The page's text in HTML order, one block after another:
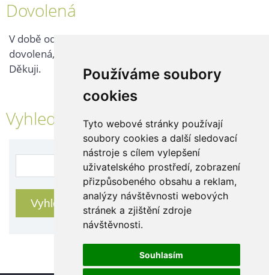
Používáme soubory
cookies
Tyto webové stránky používají
soubory cookies a další sledovací
nástroje s cílem vylepšení
uživatelského prostředí, zobrazení
přizpůsobeného obsahu a reklam,
analýzy návštěvnosti webových
stránek a zjištění zdroje
návštěvnosti.
Souhlasím
Dovolená
V době od 25. 7. - 2. 8. 2026 probíhá v naší firmě
dovolená, kontaktujte nás až po jejím ukončení.
Děkuji.
Vyhledávání